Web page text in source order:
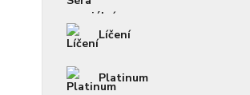
Líčení
Platinum